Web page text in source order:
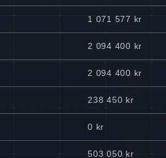
1 071 577 kr
2 094 400 kr
2 094 400 kr
238 450 kr
0 kr
503 050 kr